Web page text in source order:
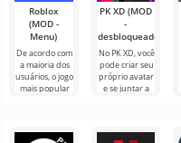
Roblox
(MOD -
Menu)
De acordo com
a maioria dos
usuários, o jogo
mais popular
PK XD (MOD
-
desbloqueado)
No PK XD, você
pode criar seu
próprio avatar
e se juntar a